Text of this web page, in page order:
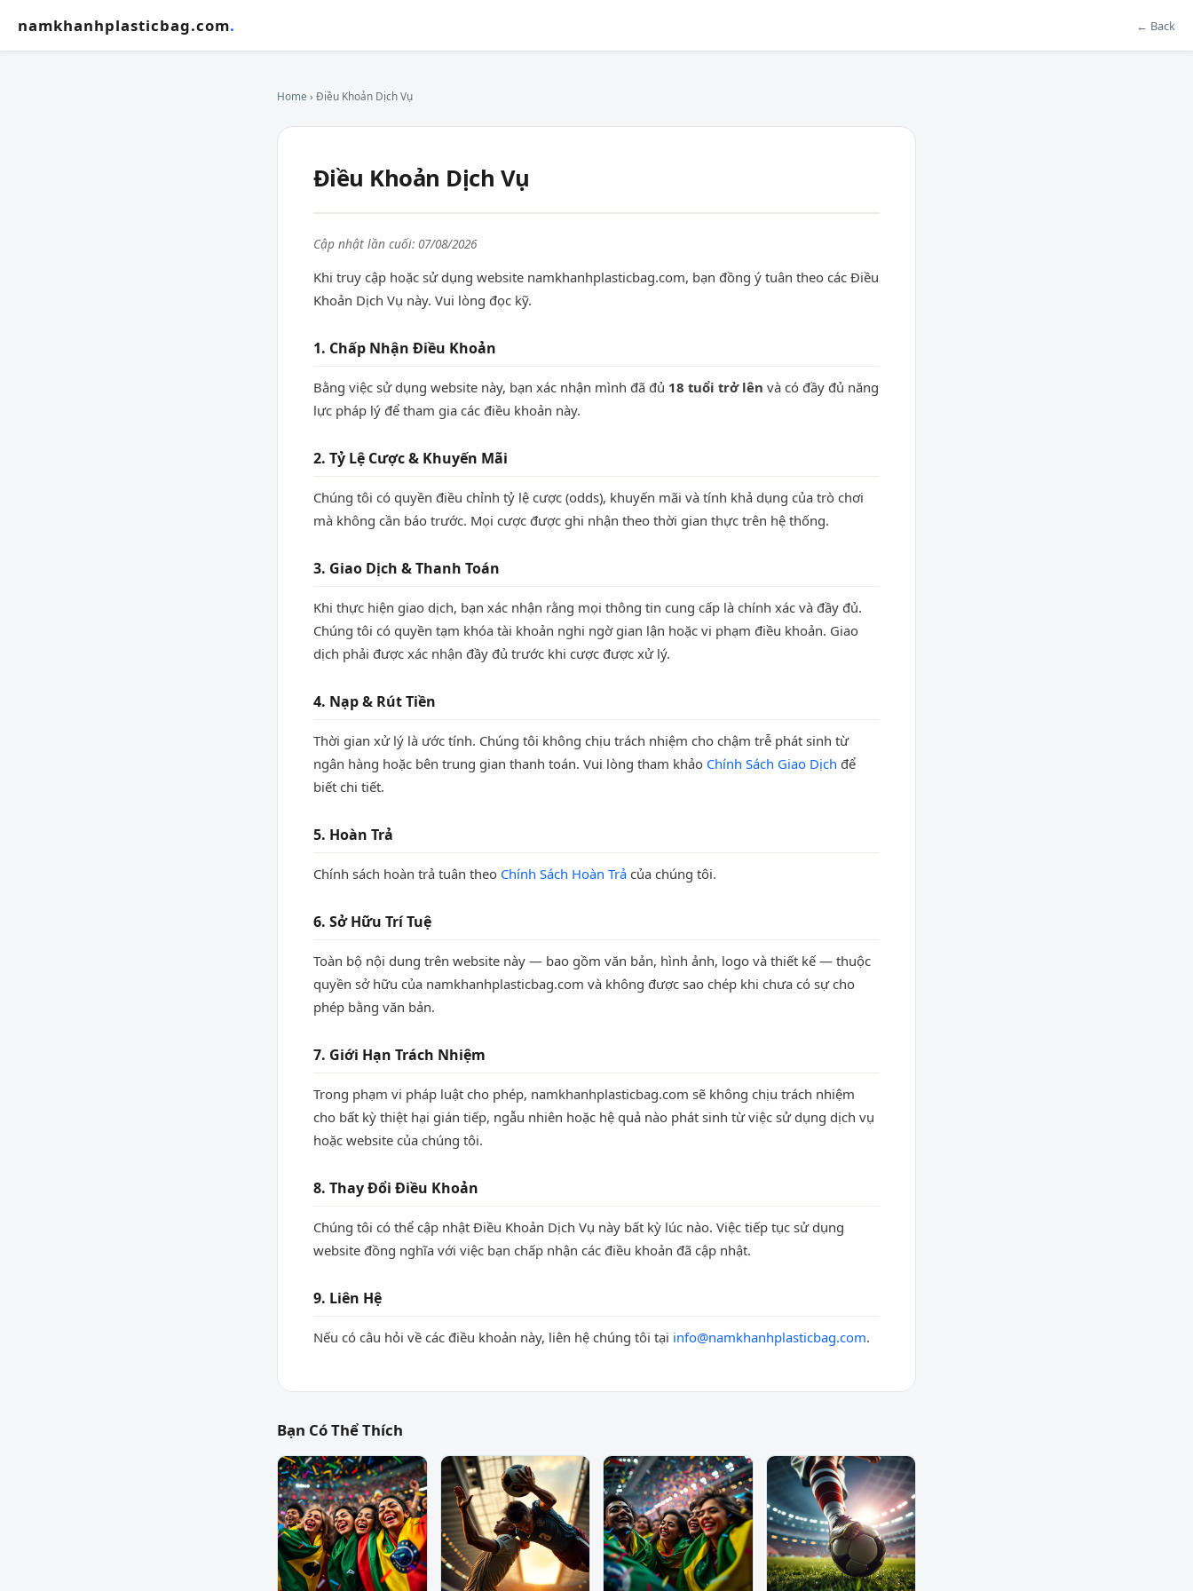
namkhanhplasticbag.com. ← Back
Home › Điều Khoản Dịch Vụ
Điều Khoản Dịch Vụ
Cập nhật lần cuối: 07/08/2026
Khi truy cập hoặc sử dụng website namkhanhplasticbag.com, bạn đồng ý tuân theo các Điều
Khoản Dịch Vụ này. Vui lòng đọc kỹ.
1. Chấp Nhận Điều Khoản
Bằng việc sử dụng website này, bạn xác nhận mình đã đủ 18 tuổi trở lên và có đầy đủ năng
lực pháp lý để tham gia các điều khoản này.
2. Tỷ Lệ Cược & Khuyến Mãi
Chúng tôi có quyền điều chỉnh tỷ lệ cược (odds), khuyến mãi và tính khả dụng của trò chơi
mà không cần báo trước. Mọi cược được ghi nhận theo thời gian thực trên hệ thống.
3. Giao Dịch & Thanh Toán
Khi thực hiện giao dịch, bạn xác nhận rằng mọi thông tin cung cấp là chính xác và đầy đủ.
Chúng tôi có quyền tạm khóa tài khoản nghi ngờ gian lận hoặc vi phạm điều khoản. Giao
dịch phải được xác nhận đầy đủ trước khi cược được xử lý.
4. Nạp & Rút Tiền
Thời gian xử lý là ước tính. Chúng tôi không chịu trách nhiệm cho chậm trễ phát sinh từ
ngân hàng hoặc bên trung gian thanh toán. Vui lòng tham khảo Chính Sách Giao Dịch để
biết chi tiết.
5. Hoàn Trả
Chính sách hoàn trả tuân theo Chính Sách Hoàn Trả của chúng tôi.
6. Sở Hữu Trí Tuệ
Toàn bộ nội dung trên website này — bao gồm văn bản, hình ảnh, logo và thiết kế — thuộc
quyền sở hữu của namkhanhplasticbag.com và không được sao chép khi chưa có sự cho
phép bằng văn bản.
7. Giới Hạn Trách Nhiệm
Trong phạm vi pháp luật cho phép, namkhanhplasticbag.com sẽ không chịu trách nhiệm
cho bất kỳ thiệt hại gián tiếp, ngẫu nhiên hoặc hệ quả nào phát sinh từ việc sử dụng dịch vụ
hoặc website của chúng tôi.
8. Thay Đổi Điều Khoản
Chúng tôi có thể cập nhật Điều Khoản Dịch Vụ này bất kỳ lúc nào. Việc tiếp tục sử dụng
website đồng nghĩa với việc bạn chấp nhận các điều khoản đã cập nhật.
9. Liên Hệ
Nếu có câu hỏi về các điều khoản này, liên hệ chúng tôi tại info@namkhanhplasticbag.com.
Bạn Có Thể Thích